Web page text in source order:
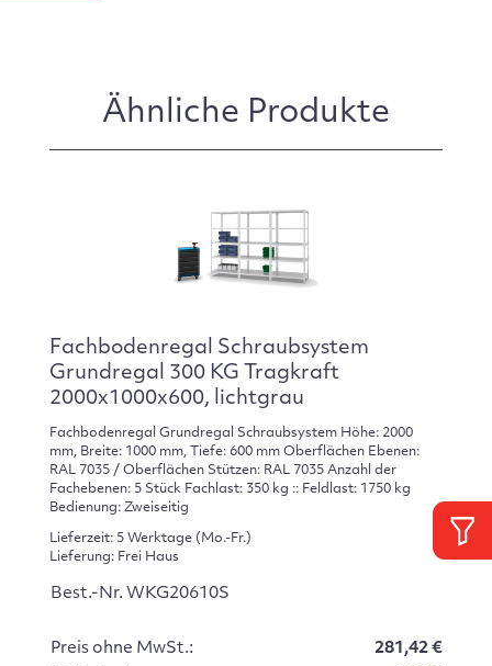
Ähnliche Produkte
Fachbodenregal Schraubsystem
Grundregal 300 KG Tragkraft
2000x1000x600, lichtgrau
Fachbodenregal Grundregal Schraubsystem Höhe: 2000
mm, Breite: 1000 mm, Tiefe: 600 mm Oberflächen Ebenen:
RAL 7035 / Oberflächen Stützen: RAL 7035 Anzahl der
Fachebenen: 5 Stück Fachlast: 350 kg :: Feldlast: 1750 kg
Bedienung: Zweiseitig
Lieferzeit: 5 Werktage (Mo.-Fr.)
Lieferung: Frei Haus
Best.-Nr. WKG20610S
Preis ohne MwSt.:
281,42 €